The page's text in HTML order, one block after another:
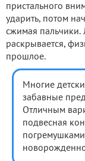
пристального
ударить, потом
сжимая пальчики.
раскрывается,
прошлое.
Многие
забавные
Отличным
подвесная